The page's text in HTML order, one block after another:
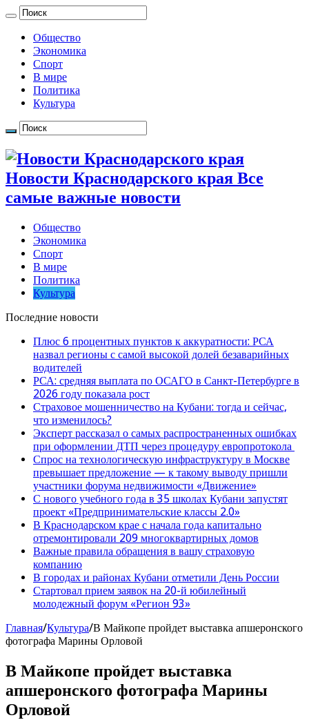
Общество
Экономика
Спорт
В мире
Политика
Культура
Новости Краснодарского края Все
самые важные новости
Общество
Экономика
Спорт
В мире
Политика
Культура
Последние новости
Плюс 6 процентных пунктов к аккуратности: РСА
назвал регионы с самой высокой долей безаварийных
водителей
РСА: средняя выплата по ОСАГО в Санкт-Петербурге в
2026 году показала рост
Страховое мошенничество на Кубани: тогда и сейчас,
что изменилось?
Эксперт рассказал о самых распространенных ошибках
при оформлении ДТП через процедуру европротокола
Спрос на технологическую инфраструктуру в Москве
превышает предложение — к такому выводу пришли
участники форума недвижимости «Движение»
С нового учебного года в 35 школах Кубани запустят
проект «Предпринимательские классы 2.0»
В Краснодарском крае с начала года капитально
отремонтировали 209 многоквартирных домов
Важные правила обращения в вашу страховую
компанию
В городах и районах Кубани отметили День России
Стартовал прием заявок на 20-й юбилейный
молодежный форум «Регион 93»
Главная/Культура/В Майкопе пройдет выставка апшеронского
фотографа Марины Орловой
В Майкопе пройдет выставка
апшеронского фотографа Марины
Орловой